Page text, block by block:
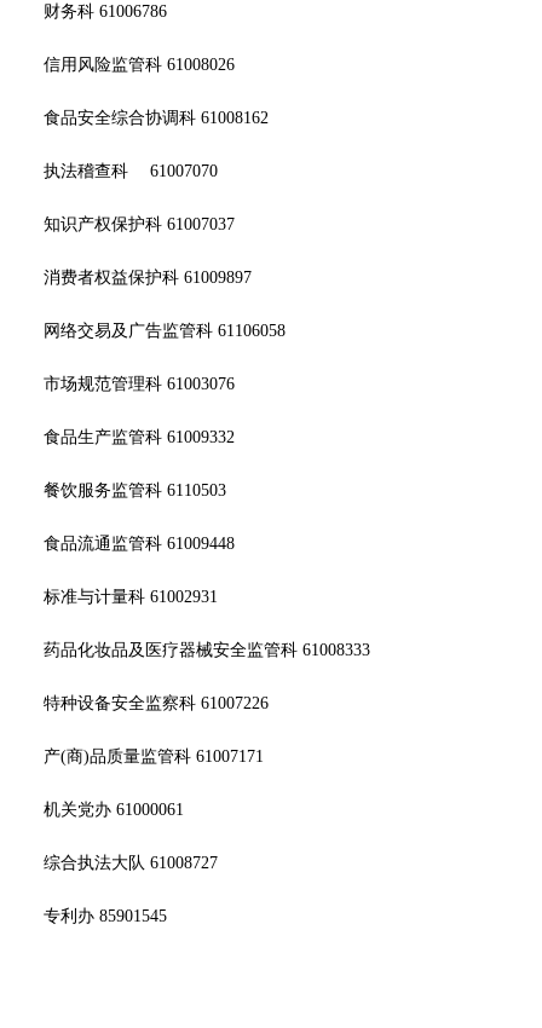
财务科 61006786
信用风险监管科 61008026
食品安全综合协调科 61008162
执法稽查科 61007070
知识产权保护科 61007037
消费者权益保护科 61009897
网络交易及广告监管科 61106058
市场规范管理科 61003076
食品生产监管科 61009332
餐饮服务监管科 6110503
食品流通监管科 61009448
标准与计量科 61002931
药品化妆品及医疗器械安全监管科 61008333
特种设备安全监察科 61007226
产(商)品质量监管科 61007171
机关党办 61000061
综合执法大队 61008727
专利办 85901545